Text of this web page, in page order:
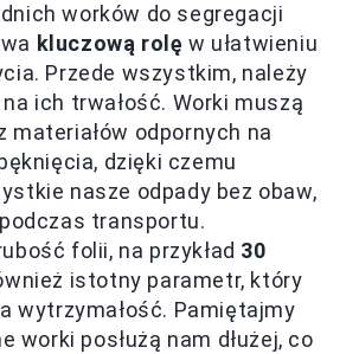
worków do segregacji
kluczową rolę w ułatwieniu
Przede wszystkim, należy
ich trwałość. Worki muszą
materiałów odpornych na
dzięki czemu
nasze odpady bez obaw,
transportu.
folii, na przykład 30
istotny parametr, który
wytrzymałość. Pamiętajmy
worki posłużą nam dłużej, co